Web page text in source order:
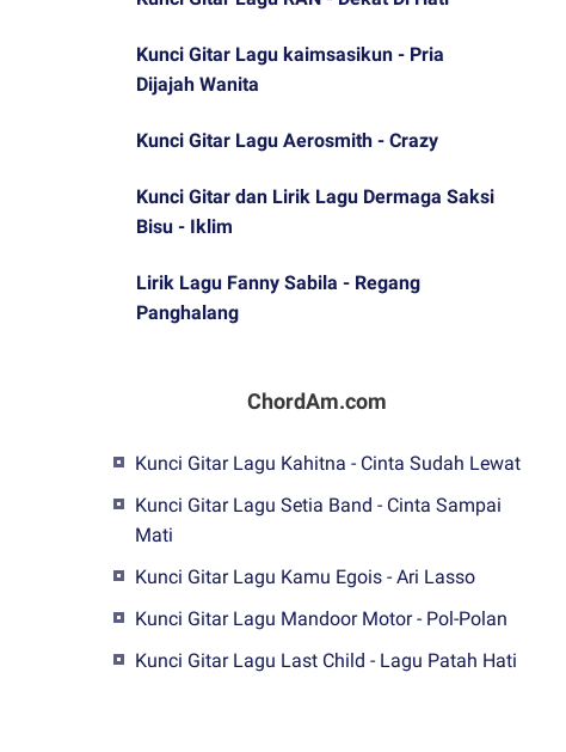
Kunci Gitar Lagu kaimsasikun - Pria
Dijajah Wanita
Kunci Gitar Lagu Aerosmith - Crazy
Kunci Gitar dan Lirik Lagu Dermaga Saksi
Bisu - Iklim
Lirik Lagu Fanny Sabila - Regang
Panghalang
ChordAm.com
Kunci Gitar Lagu Kahitna - Cinta Sudah Lewat
Kunci Gitar Lagu Setia Band - Cinta Sampai
Mati
Kunci Gitar Lagu Kamu Egois - Ari Lasso
Kunci Gitar Lagu Mandoor Motor - Pol-Polan
Kunci Gitar Lagu Last Child - Lagu Patah Hati